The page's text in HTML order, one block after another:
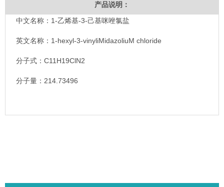
产品说明：
中文名称：1-乙烯基-3-己基咪唑氯盐
英文名称：1-hexyl-3-vinyliMidazoliuM chloride
分子式：C11H19ClN2
分子量：214.73496